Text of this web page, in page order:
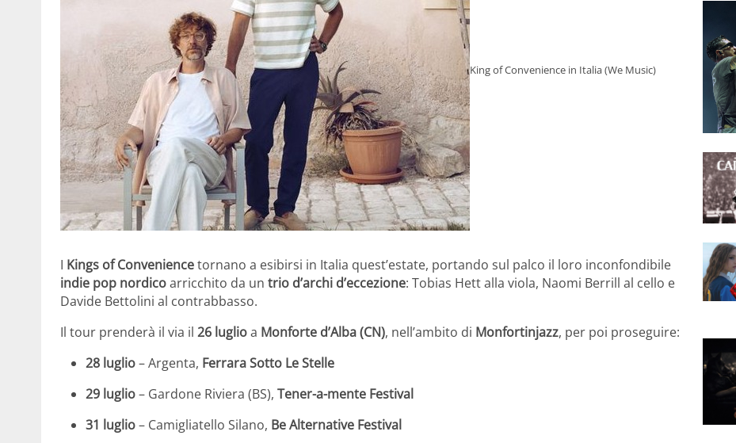
King of Convenience in Italia (We Music)
I Kings of Conveniencetornano a esibirsi in Italia quest’estate, portando sul palco il loro inconfondibile
indie pop nordicoarricchito da un trio d’archi d’eccezione: Tobias Hett alla viola, Naomi Berrill al cello e
Davide Bettolini al contrabbasso.
Il tour prenderà il via il 26 luglioa Monforte d’Alba (CN), nell’ambito di Monfortinjazz, per poi proseguire:
28 luglio– Argenta, Ferrara Sotto Le Stelle
29 luglio– Gardone Riviera (BS), Tener-a-mente Festival
31 luglio– Camigliatello Silano, Be Alternative Festival